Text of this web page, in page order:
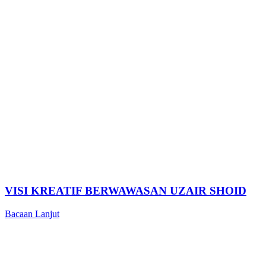
VISI KREATIF BERWAWASAN UZAIR SHOID
Bacaan Lanjut